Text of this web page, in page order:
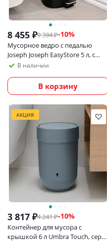
8 455 ₽9 394₽-10%
Мусорное ведро с педалью
Joseph Joseph EasyStore 5 л, с
крышкой soft-close
В наличии
В корзину
АКЦИЯ
3 817 ₽4 241₽-10%
Контейнер для мусора с
крышкой 6 л Umbra Touch, серо-